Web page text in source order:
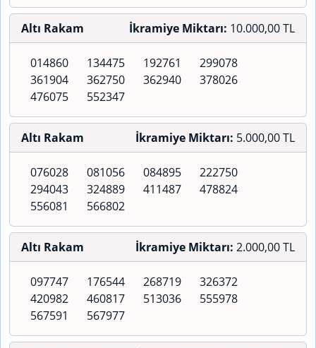
Altı Rakam İkramiye Miktarı: 10.000,00 TL
014860 134475 192761
299078
361904
362750 362940
378026
476075
552347
Altı Rakam İkramiye Miktarı: 5.000,00 TL
076028 081056 084895
222750
294043
324889 411487
478824
556081
566802
Altı Rakam İkramiye Miktarı: 2.000,00 TL
097747 176544 268719
326372
420982
460817 513036
555978
567591
567977